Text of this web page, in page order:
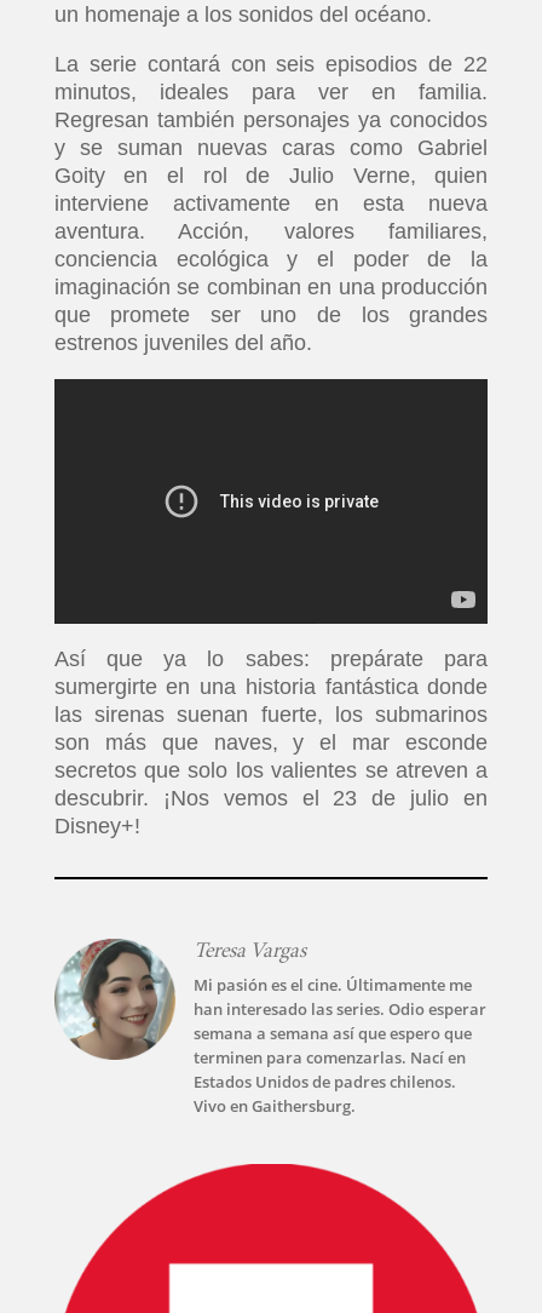
un homenaje a los sonidos del océano.
La serie contará con seis episodios de 22
minutos, ideales para ver en familia.
Regresan también personajes ya conocidos
y se suman nuevas caras como Gabriel
Goity en el rol de Julio Verne, quien
interviene activamente en esta nueva
aventura. Acción, valores familiares,
conciencia ecológica y el poder de la
imaginación se combinan en una producción
que promete ser uno de los grandes
estrenos juveniles del año.
Así que ya lo sabes: prepárate para
sumergirte en una historia fantástica donde
las sirenas suenan fuerte, los submarinos
son más que naves, y el mar esconde
secretos que solo los valientes se atreven a
descubrir. ¡Nos vemos el 23 de julio en
Disney+!
Teresa Vargas
Mi pasión es el cine. Últimamente me
han interesado las series. Odio esperar
semana a semana así que espero que
terminen para comenzarlas. Nací en
Estados Unidos de padres chilenos.
Vivo en Gaithersburg.